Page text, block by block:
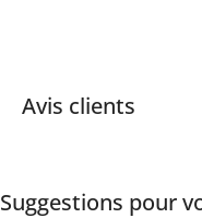
Avis clients
Suggestions pour